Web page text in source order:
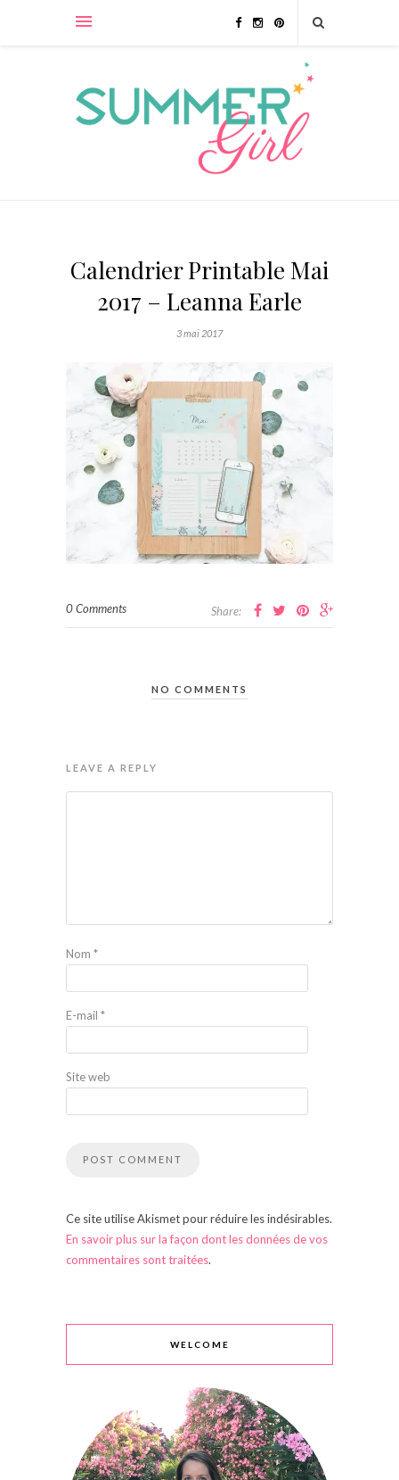
Calendrier Printable Mai
2017 – Leanna Earle
3 mai 2017
0 Comments Share:
NO COMMENTS
LEAVE A REPLY
Nom *
E-mail *
Site web
Ce site utilise Akismet pour réduire les indésirables.
En savoir plus sur la façon dont les données de vos
commentaires sont traitées.
WELCOME